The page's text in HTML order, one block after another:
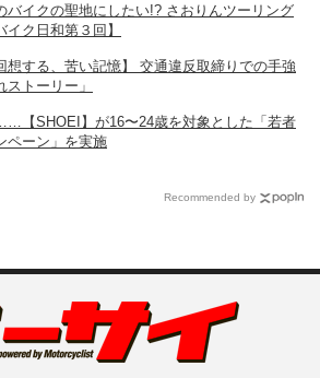
バイクの聖地にしたい!? さおりんツーリング
ク日和第３回】
想する、苦い記憶】 交通違反取締りでの手強
トーリー」
【SHOEI】が16〜24歳を対象とした「若者
ペーン」を実施
Recommended by